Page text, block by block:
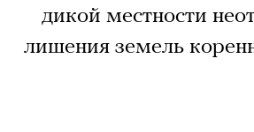
дикой местности
лишения земель